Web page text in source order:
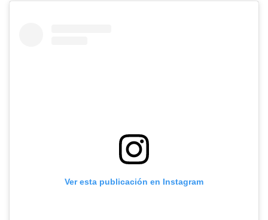
Ver esta publicación en Instagram